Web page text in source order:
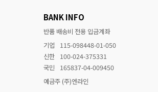
BANK INFO
반품 배송비 전용 입금계좌
기업
115-098448-01-050
신한
100-024-375331
국민
165837-04-009450
예금주 (주)엔라인